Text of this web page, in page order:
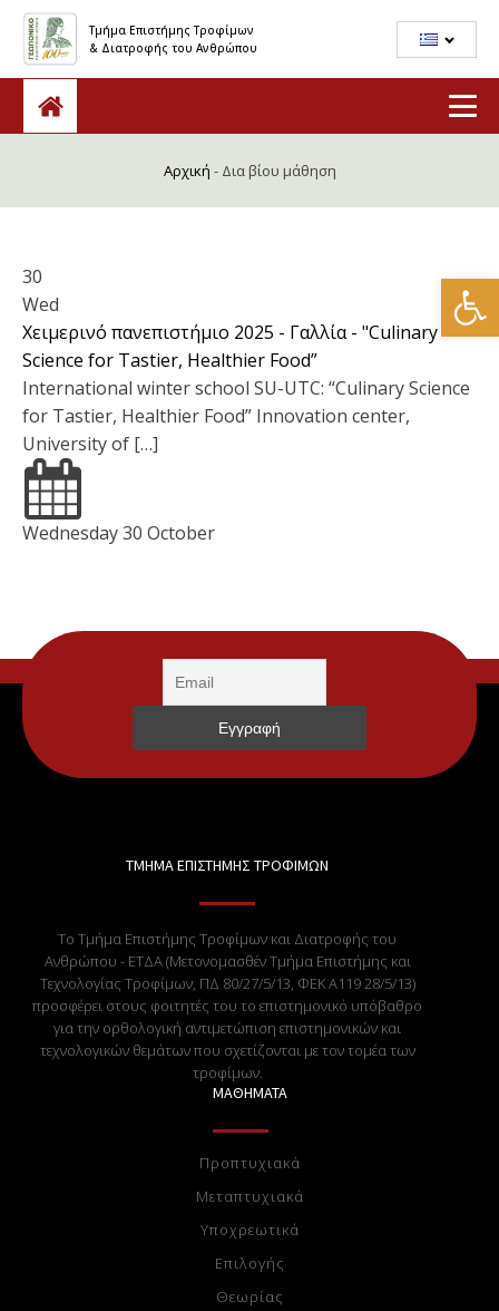
Τμήμα Επιστήμης Τροφίμων
& Διατροφής του Ανθρώπου
Αρχική - Δια βίου μάθηση
30
Wed
Χειμερινό πανεπιστήμιο 2025 - Γαλλία - "Culinary
Science for Tastier, Healthier Food”
International winter school SU-UTC: “Culinary Science
for Tastier, Healthier Food” Innovation center,
University of […]
Wednesday 30 October
ΤΜΗΜΑ ΕΠΙΣΤΗΜΗΣ ΤΡΟΦΙΜΩΝ
Το Τμήμα Επιστήμης Τροφίμων και Διατροφής του
Ανθρώπου - ΕΤΔΑ (Μετονομασθέν Τμήμα Επιστήμης και
Τεχνολογίας Τροφίμων, ΠΔ 80/27/5/13, ΦΕΚ Α119 28/5/13)
προσφέρει στους φοιτητές του το επιστημονικό υπόβαθρο
για την ορθολογική αντιμετώπιση επιστημονικών και
τεχνολογικών θεμάτων που σχετίζονται με τον τομέα των
τροφίμων.
ΜΑΘΗΜΑΤΑ
Προπτυχιακά
Μεταπτυχιακά
Υποχρεωτικά
Επιλογής
Θεωρίας